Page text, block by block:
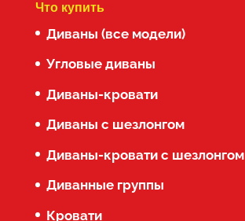
Что купить
Диваны (все модели)
Угловые диваны
Диваны-кровати
Диваны с шезлонгом
Диваны-кровати с шезлонгом
Диванные группы
Кровати